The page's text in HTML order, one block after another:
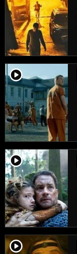
player2
player2
player2